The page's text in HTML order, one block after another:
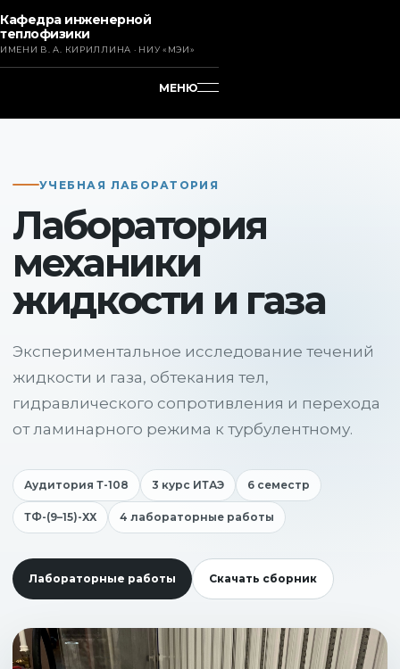
Кафедра инженерной
теплофизики
ИМЕНИ В. А. КИРИЛЛИНА · НИУ «МЭИ»
МЕНЮ
УЧЕБНАЯ ЛАБОРАТОРИЯ
Лаборатория
механики
жидкости и газа
Экспериментальное исследование течений
жидкости и газа, обтекания тел,
гидравлического сопротивления и перехода
от ламинарного режима к турбулентному.
Аудитория Т-108 3 курс ИТАЭ 6 семестр
ТФ-(9–15)-ХХ 4 лабораторные работы
Лабораторные работы Скачать сборник